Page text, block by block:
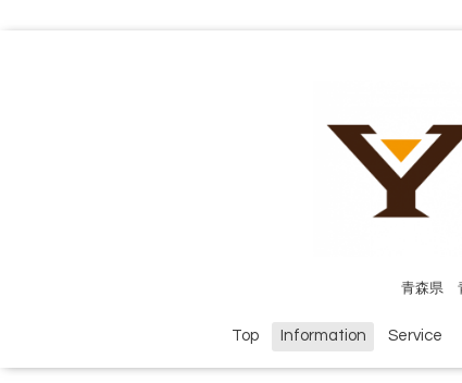
青森県
Top Information Service